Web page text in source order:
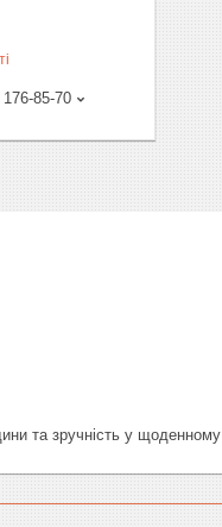
85-70
та зручність у щоденному